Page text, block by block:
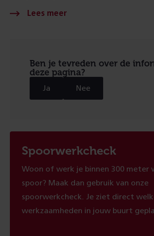
Ben je tevreden over de
deze pagina?
Ja Nee
Spoorwerkcheck
Woon of werk je binnen 300 meter
spoor? Maak dan gebruik van onze
spoorwerkcheck. Je ziet direct
werkzaamheden in jouw buurt